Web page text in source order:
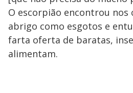
O escorpião encontrou nos
abrigo como esgotos e
farta oferta de baratas,
alimentam.